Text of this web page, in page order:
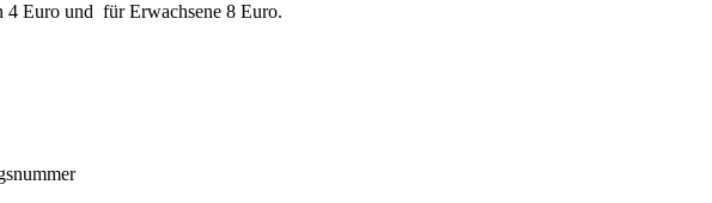
4 Euro und für Erwachsene 8 Euro.